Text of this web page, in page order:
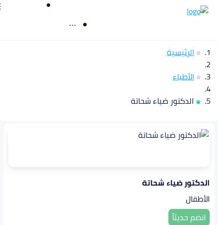
الرئيسية
الأطباء
الدكتور ضياء شحاتة
الدكتور ضياء شحاتة
الأطفال
انضم حديثاً